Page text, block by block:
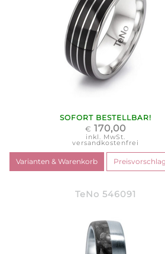
SOFORT BESTELLBAR!
€ 170,00
inkl. MwSt.
versandkostenfrei
TeNo 546091